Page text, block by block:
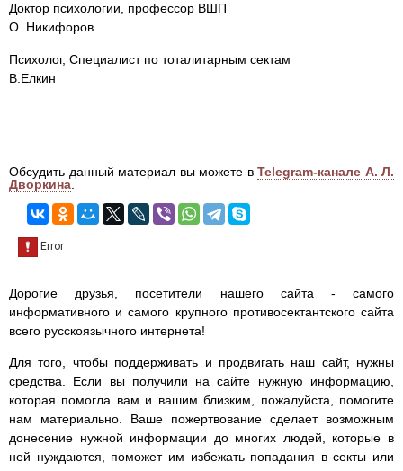
Доктор психологии, профессор ВШП
О. Никифоров
Психолог, Специалист по тоталитарным сектам
В.Елкин
Обсудить данный материал вы можете в Telegram-канале А. Л.
Дворкина
Дорогие друзья, посетители нашего сайта - самого
информативного и самого крупного противосектантского сайта
всего русскоязычного интернета!
Для того, чтобы поддерживать и продвигать наш сайт, нужны
средства. Если вы получили на сайте нужную информацию,
которая помогла вам и вашим близким, пожалуйста, помогите
нам материально. Ваше пожертвование сделает возможным
донесение нужной информации до многих людей, которые в
ней нуждаются, поможет им избежать попадания в секты или